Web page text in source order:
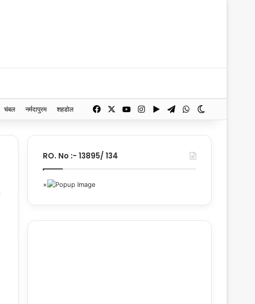
चंबल नर्मदापुरम शहडोल Facebook YouTubeInstagram
Google Play
TelegramWhatsApp
RO. No :- 13895/ 134